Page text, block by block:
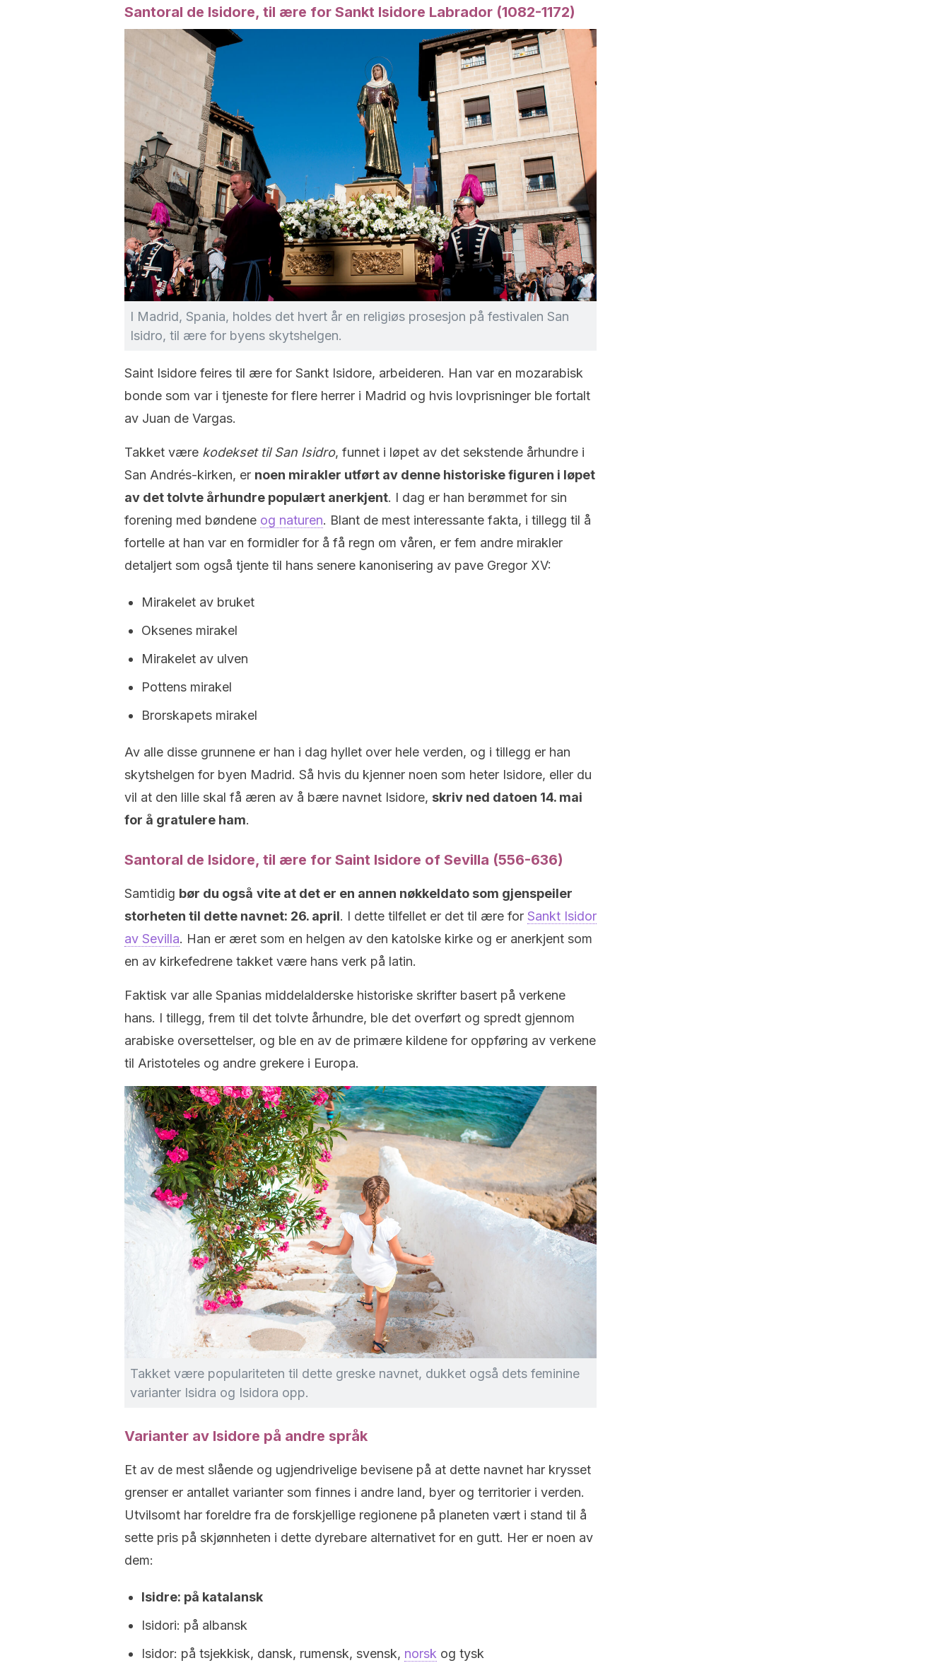
Santoral de Isidore, til ære for Sankt Isidore Labrador (1082-1172)
I Madrid, Spania, holdes det hvert år en religiøs prosesjon på festivalen San
Isidro, til ære for byens skytshelgen.
Saint Isidore feires til ære for Sankt Isidore, arbeideren. Han var en mozarabisk
bonde som var i tjeneste for flere herrer i Madrid og hvis lovprisninger ble fortalt
av Juan de Vargas.
Takket være kodekset til San Isidro, funnet i løpet av det sekstende århundre i
San Andrés-kirken, er noen mirakler utført av denne historiske figuren i løpet
av det tolvte århundre populært anerkjent. I dag er han berømmet for sin
forening med bøndene og naturen. Blant de mest interessante fakta, i tillegg til å
fortelle at han var en formidler for å få regn om våren, er fem andre mirakler
detaljert som også tjente til hans senere kanonisering av pave Gregor XV:
Mirakelet av bruket
Oksenes mirakel
Mirakelet av ulven
Pottens mirakel
Brorskapets mirakel
Av alle disse grunnene er han i dag hyllet over hele verden, og i tillegg er han
skytshelgen for byen Madrid. Så hvis du kjenner noen som heter Isidore, eller du
vil at den lille skal få æren av å bære navnet Isidore, skriv ned datoen 14. mai
for å gratulere ham.
Santoral de Isidore, til ære for Saint Isidore of Sevilla (556-636)
Samtidig bør du også vite at det er en annen nøkkeldato som gjenspeiler
storheten til dette navnet: 26. april. I dette tilfellet er det til ære for Sankt Isidor
av Sevilla. Han er æret som en helgen av den katolske kirke og er anerkjent som
en av kirkefedrene takket være hans verk på latin.
Faktisk var alle Spanias middelalderske historiske skrifter basert på verkene
hans. I tillegg, frem til det tolvte århundre, ble det overført og spredt gjennom
arabiske oversettelser, og ble en av de primære kildene for oppføring av verkene
til Aristoteles og andre grekere i Europa.
Takket være populariteten til dette greske navnet, dukket også dets feminine
varianter Isidra og Isidora opp.
Varianter av Isidore på andre språk
Et av de mest slående og ugjendrivelige bevisene på at dette navnet har krysset
grenser er antallet varianter som finnes i andre land, byer og territorier i verden.
Utvilsomt har foreldre fra de forskjellige regionene på planeten vært i stand til å
sette pris på skjønnheten i dette dyrebare alternativet for en gutt. Her er noen av
dem:
Isidre: på katalansk
Isidori: på albansk
Isidor: på tsjekkisk, dansk, rumensk, svensk, norsk og tysk